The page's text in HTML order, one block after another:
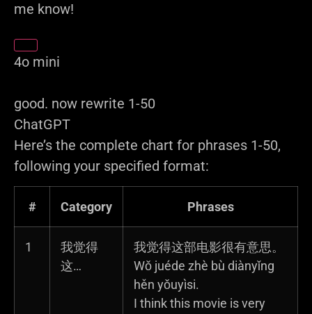
me know!
4o mini
You said:
good. now rewrite 1-50
ChatGPT said:
ChatGPT
Here’s the complete chart for phrases 1-50,
following your specified format:
# Category Phrases
1
我觉得
这…
我觉得这部电影很有意思。
Wǒ juéde zhè bù diànyǐng
hěn yǒuyìsi.
I think this movie is very